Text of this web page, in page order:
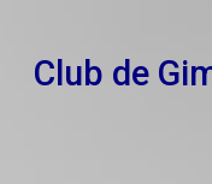
Club de